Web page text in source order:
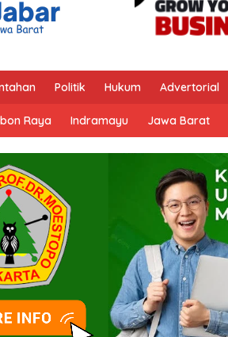
Politik Hukum Advertorial
Raya Indramayu Jawa Barat